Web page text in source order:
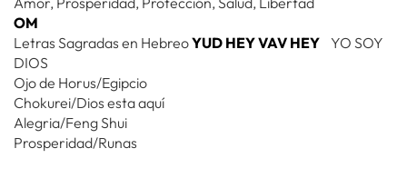
OM
Letras Sagradas en HebreoYUD HEY VAV HEY YO SOY
DIOS
Ojo de Horus/Egipcio
Chokurei/Dios esta aquí
Alegria/Feng Shui
Prosperidad/Runas